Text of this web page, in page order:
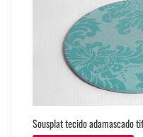
Sousplat tecido adamascado